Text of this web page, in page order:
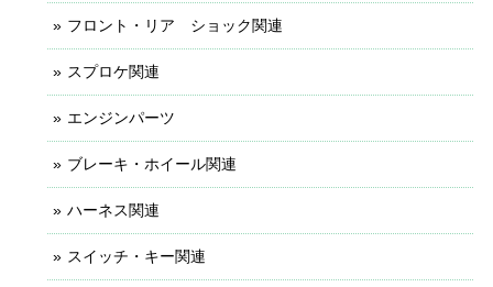
フロント・リア ショック関連
スプロケ関連
エンジンパーツ
ブレーキ・ホイール関連
ハーネス関連
スイッチ・キー関連